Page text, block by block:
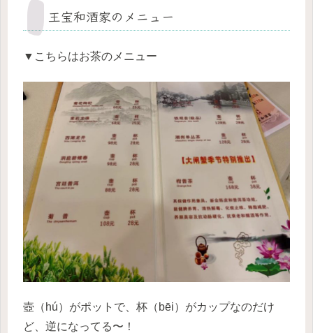
王宝和酒家のメニュー
▼こちらはお茶のメニュー
壺（hú）がポットで、杯（bēi）がカップなのだけ
ど、逆になってる〜！